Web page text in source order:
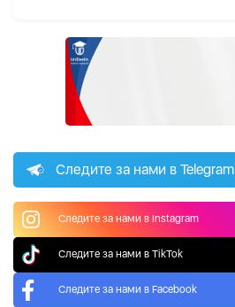
Следите за нами в Telegram
Следите за нами в Instagram
Следите за нами в TikTok
Следите за нами в Facebook